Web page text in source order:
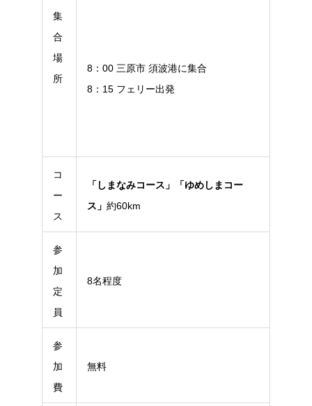
集
合
場
所
8：00 三原市 須波港に集合
8：15 フェリー出発
コ
ー
ス
「しまなみコース」「ゆめしまコー
ス」 約60km
参
加
定
員
8名程度
参
加
費
無料